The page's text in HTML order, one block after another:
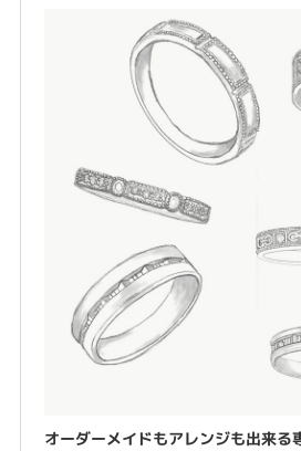
オーダーメイドもアレンジも出来る